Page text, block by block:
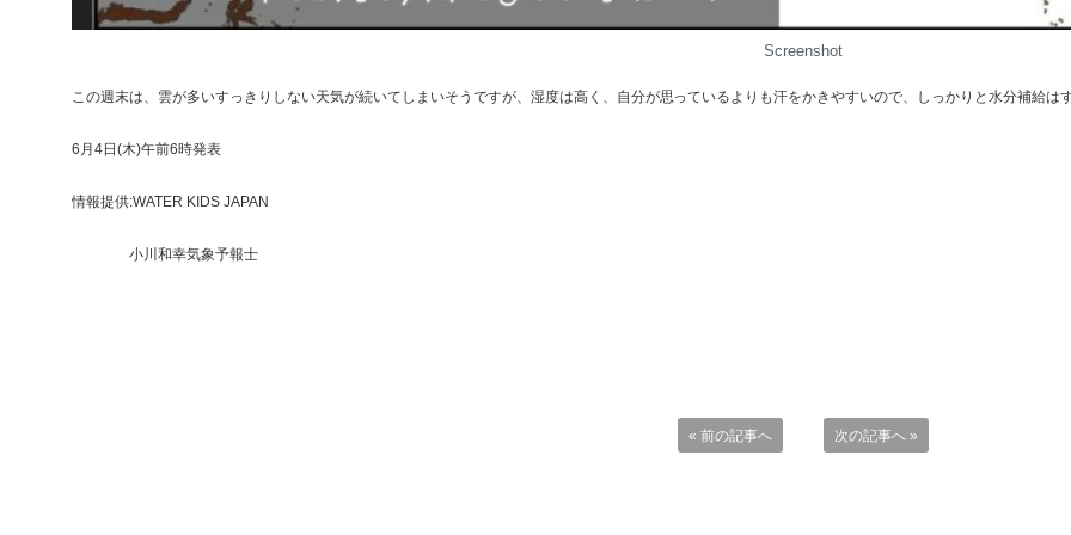
Screenshot
この週末は、雲が多いすっきりしない天気が続いてしまいそうですが、湿度は高く、自分が思っているよりも汗をかきやすいので、しっかりと水分補給は
6月4日(木)午前6時発表
情報提供:WATER KIDS JAPAN
小川和幸気象予報士
« 前の記事へ 次の記事へ »